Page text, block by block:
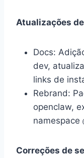
Atualizações
Docs:
dev,
links de
Rebrand:
openclaw,
namespace
Correções de